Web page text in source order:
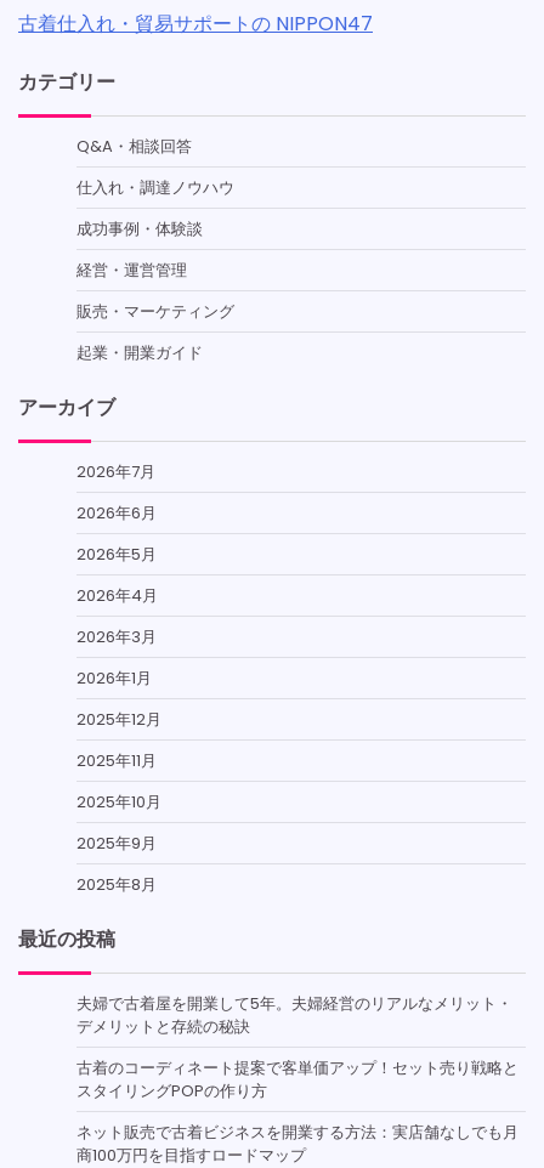
ン
古着仕入れ・貿易サポートの NIPPON47
カテゴリー
Q&A・相談回答
仕入れ・調達ノウハウ
成功事例・体験談
経営・運営管理
販売・マーケティング
起業・開業ガイド
アーカイブ
2026年7月
2026年6月
2026年5月
2026年4月
2026年3月
2026年1月
2025年12月
2025年11月
2025年10月
2025年9月
2025年8月
最近の投稿
夫婦で古着屋を開業して5年。夫婦経営のリアルなメリット・
デメリットと存続の秘訣
古着のコーディネート提案で客単価アップ！セット売り戦略と
スタイリングPOPの作り方
ネット販売で古着ビジネスを開業する方法：実店舗なしでも月
商100万円を目指すロードマップ